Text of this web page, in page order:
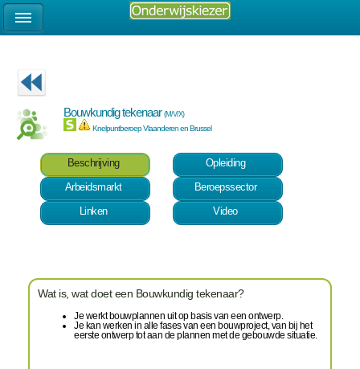
Bouwkundig tekenaar(M/V/X)
Knelpuntberoep Vlaanderen en Brussel
Beschrijving
Opleiding
Arbeidsmarkt
Beroepssector
Linken
Video
Wat is, wat doet een Bouwkundig tekenaar?
Je werkt bouwplannen uit op basis van een ontwerp.
Je kan werken in alle fases van een bouwproject, van bij het
eerste ontwerp tot aan de plannen met de gebouwde situatie.